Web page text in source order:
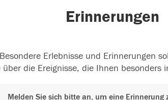
Erinnerungen
Besondere Erlebnisse und Erinnerungen
über die Ereignisse, die Ihnen besonders
Melden Sie sich bitte an, um eine Erinnerung